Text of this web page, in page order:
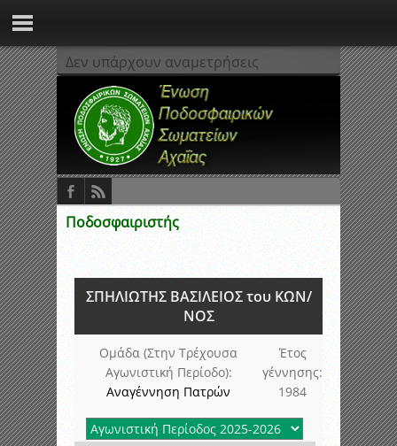
Δεν υπάρχουν αναμετρήσεις
Ποδοσφαιριστής
ΣΠΗΛΙΩΤΗΣ ΒΑΣΙΛΕΙΟΣ του ΚΩΝ/
ΝΟΣ
Ομάδα (Στην Τρέχουσα
Αγωνιστική Περίοδο):
Αναγέννηση Πατρών
Έτος
γέννησης:
1984